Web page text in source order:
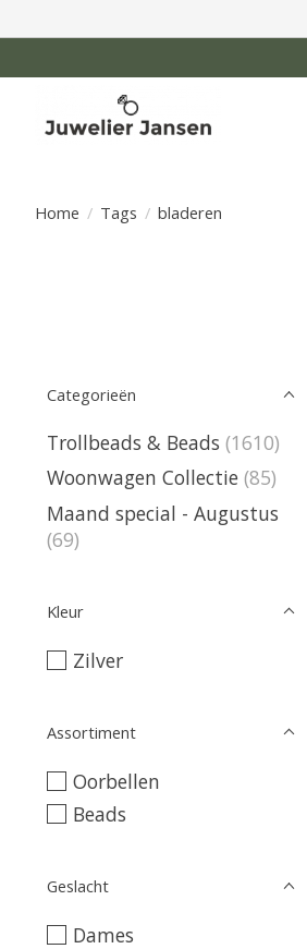
Home / Tags / bladeren
Categorieën
Trollbeads & Beads (1610)
Woonwagen Collectie (85)
Maand special - Augustus
(69)
Kleur
Zilver
Assortiment
Oorbellen
Beads
Geslacht
Dames